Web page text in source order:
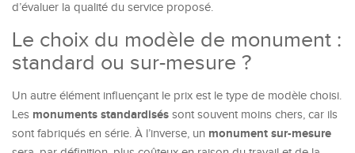
d’évaluer la qualité du service proposé.
Le choix du modèle de monument :
standard ou sur-mesure ?
Un autre élément influençant le prix est le type de modèle choisi.
Les monuments standardisés sont souvent moins chers, car ils
sont fabriqués en série. À l’inverse, un monument sur-mesure